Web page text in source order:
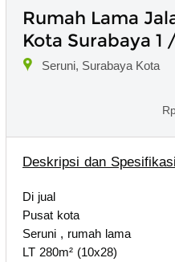
Rumah Lama
Kota Surabaya 1
Seruni, Surabaya Kota
Deskripsi dan Spesifikasi
Di jual
Pusat kota
Seruni , rumah lama
LT 280m² (10x28)